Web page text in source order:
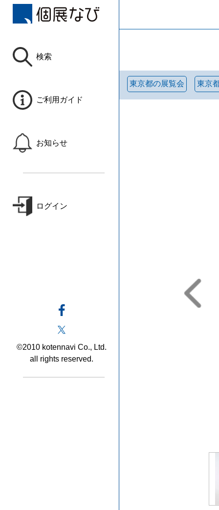
検索
ご利用ガイド
お知らせ
ログイン
©2010 kotennavi Co., Ltd.
all rights reserved.
東京都の展覧会 東京